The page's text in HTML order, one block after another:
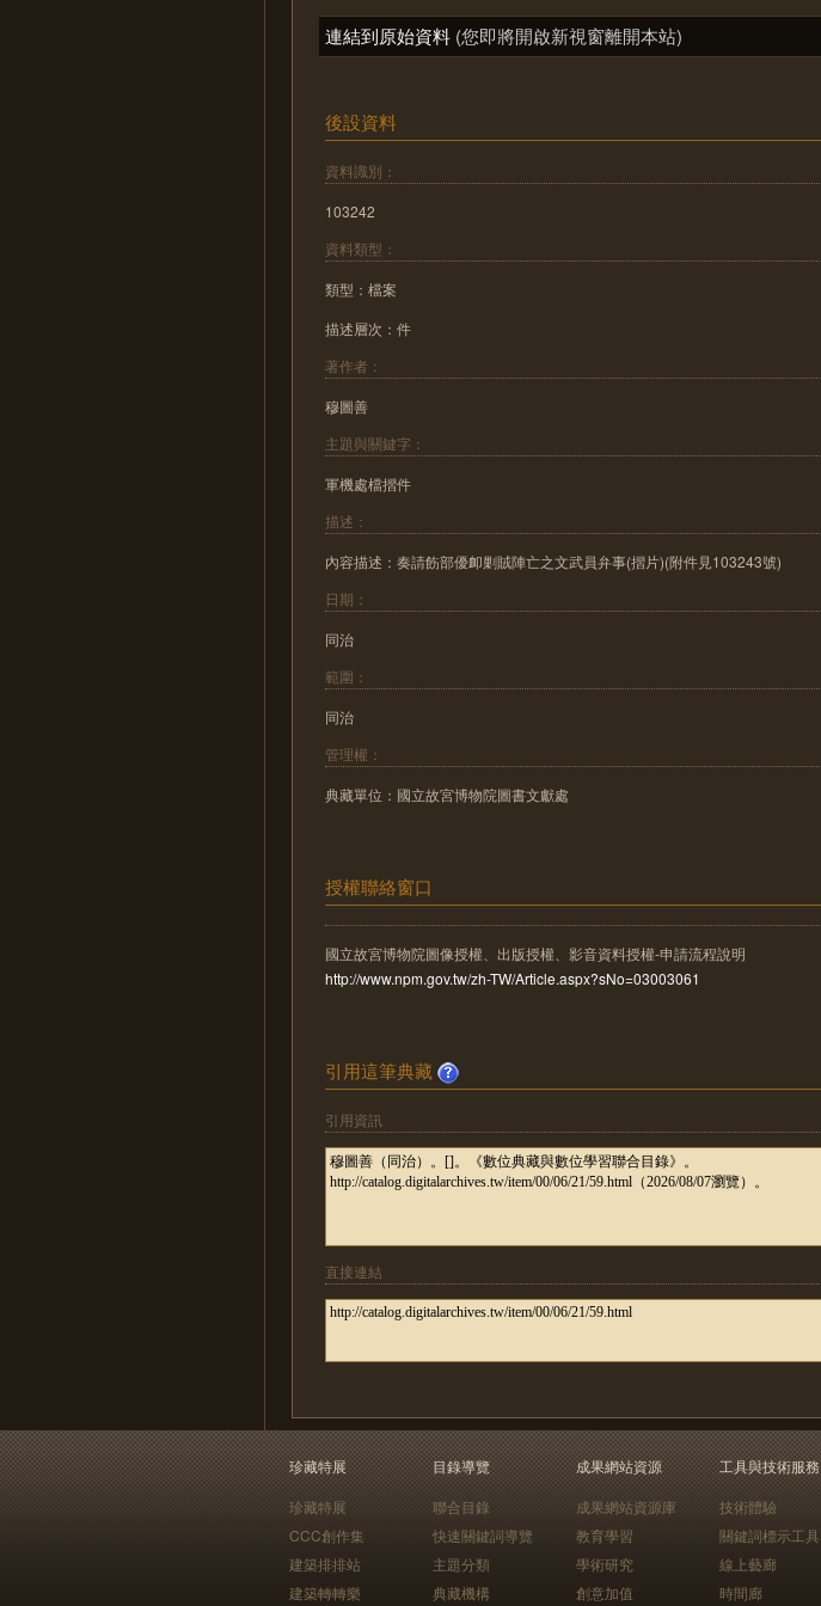
連結到原始資料 (您即將開啟新視窗離開本站)
後設資料
資料識別：
103242
資料類型：
類型：檔案
描述層次：件
著作者：
穆圖善
主題與關鍵字：
軍機處檔摺件
描述：
內容描述：奏請飭部優卹剿賊陣亡之文武員弁事(摺片)(附件見103243號)
日期：
同治
範圍：
同治
管理權：
典藏單位：國立故宮博物院圖書文獻處
授權聯絡窗口
國立故宮博物院圖像授權、出版授權、影音資料授權-申請流程說明
http://www.npm.gov.tw/zh-TW/Article.aspx?sNo=03003061
引用這筆典藏
引用資訊
直接連結
珍藏特展
珍藏特展
CCC創作集
建築排排站
建築轉轉樂
目錄導覽
聯合目錄
快速關鍵詞導覽
主題分類
典藏機構
成果網站資源
成果網站資源庫
教育學習
學術研究
創意加值
工具與技術服務
技術體驗
關鍵詞標示工具
線上藝廊
時間廊